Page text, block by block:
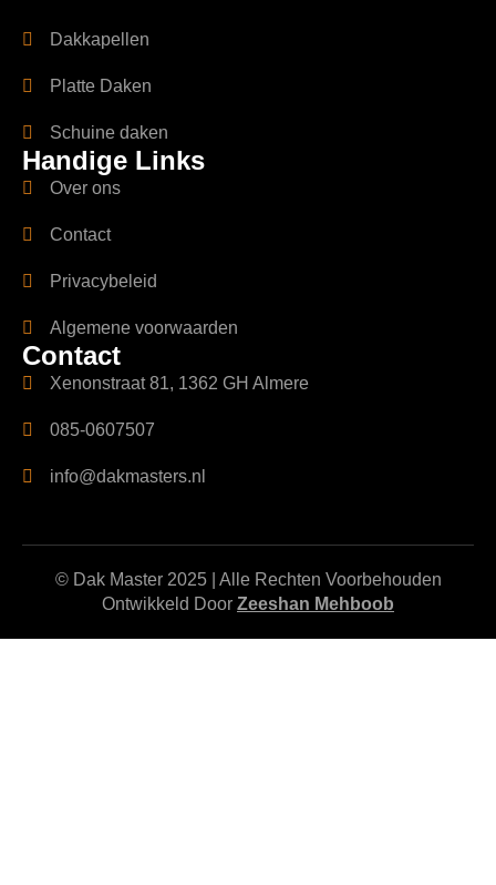
Dakkapellen
Platte Daken
Schuine daken
Handige Links
Over ons
Contact
Privacybeleid
Algemene voorwaarden
Contact
Xenonstraat 81, 1362 GH Almere
085-0607507
info@dakmasters.nl
© Dak Master 2025 | Alle Rechten Voorbehouden
Ontwikkeld Door Zeeshan Mehboob